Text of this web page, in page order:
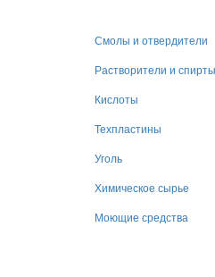
Смолы и отвердители
Растворители и спирты
Кислоты
Техпластины
Уголь
Химическое сырье
Моющие средства